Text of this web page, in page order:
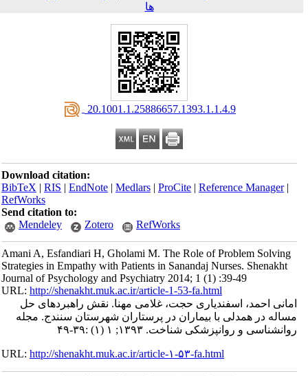
ها
‎ 20.1001.1.25886657.1393.1.1.4.9
Download citation:
BibTeX|RIS|EndNote|Medlars|ProCite|Reference Manager
RefWorks
Send citation to:
Mendeley
Zotero RefWorks
Amani A, Esfandiari H, Gholami M. The Role of Problem Solving
Strategies in Empathy with Patients in Sanandaj Nurses. Shenakht
Journal of Psychology and Psychiatry 2014; 1 (1) :39-49
URL:http://shenakht.muk.ac.ir/article-1-53-fa.html
امانی احمد، اسفندیاری حجت، غلامی مهنا. نقش راهبردهای حل
مساله در همدلی با بیماران در پرستاران شهرستان سنندج. مجله
روانشناسی و روانپزشکی شناخت. ۱۳۹۳; ۱ (۱) :۳۹-۴۹
URL:http://shenakht.muk.ac.ir/article-۱-۵۳-fa.html